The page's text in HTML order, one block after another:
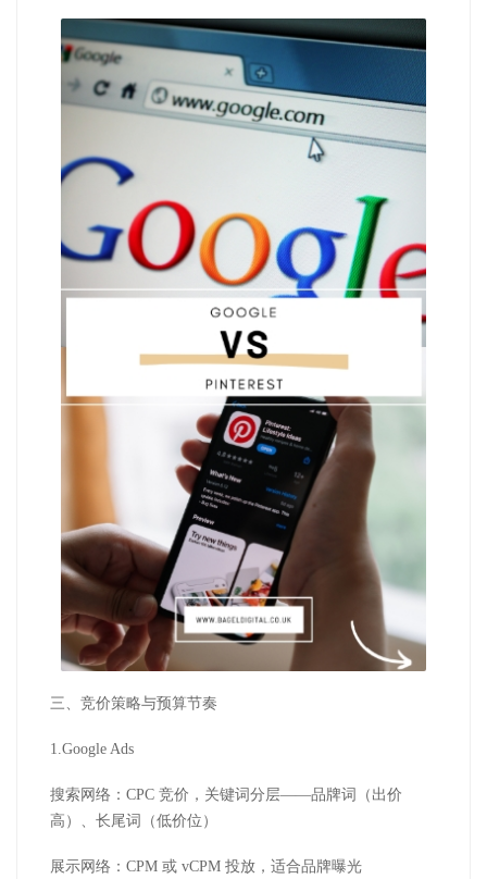
三、竞价策略与预算节奏
1.Google Ads
搜索网络：CPC 竞价，关键词分层——品牌词（出价
高）、长尾词（低价位）
展示网络：CPM 或 vCPM 投放，适合品牌曝光